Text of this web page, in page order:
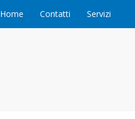
Home Contatti Servizi